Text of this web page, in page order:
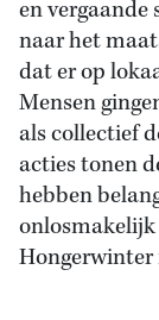
en
naar het
dat er op
Mensen
als collectief
acties tonen
hebben
onlosmakelijk
Hongerwinter